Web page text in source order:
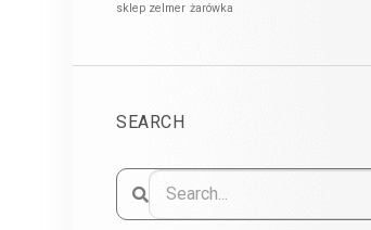
sklep zelmer żarówka
SEARCH